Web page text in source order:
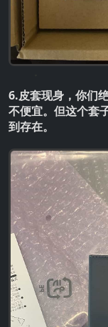
6.皮套现身，你们
不便宜。但这个套
到存在。